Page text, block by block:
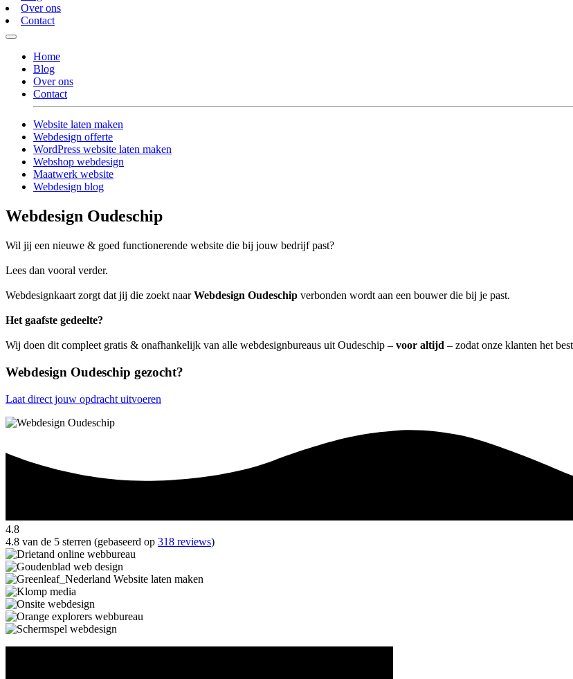
Over ons
Contact
Home
Blog
Over ons
Contact
Website laten maken
Webdesign offerte
WordPress website laten maken
Webshop webdesign
Maatwerk website
Webdesign blog
Webdesign Oudeschip
Wil jij een nieuwe & goed functionerende website die bij jouw bedrijf past?
Lees dan vooral verder.
Webdesignkaart zorgt dat jij die zoekt naarWebdesign Oudeschip verbonden wordt aan een bouwer die bij je past.
Het gaafste gedeelte?
Wij doen dit compleet gratis & onafhankelijk van alle webdesignbureaus uit Oudeschip – voor altijd – zodat onze klanten het
Webdesign Oudeschip gezocht?
Laat direct jouw opdracht uitvoeren
4.8
4.8 van de 5 sterren (gebaseerd op 318 reviews)